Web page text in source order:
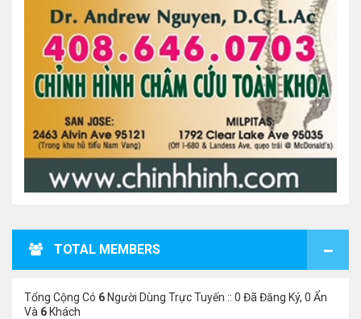
TOTAL MEMBERS
Tổng Cộng Có 6 Người Dùng Trực Tuyến :: 0 Đã Đăng Ký, 0 Ẩn
Và 6 Khách